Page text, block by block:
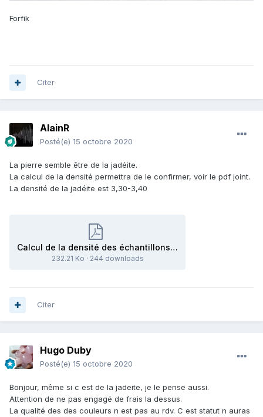
Forfik
Citer
AlainR
Posté(e) 15 octobre 2020
La pierre semble être de la jadéite.
La calcul de la densité permettra de le confirmer, voir le pdf joint.
La densité de la jadéite est 3,30-3,40
Calcul de la densité des échantillons de taille moyenne.pdf
232.21 Ko · 244 downloads
Citer
Hugo Duby
Posté(e) 15 octobre 2020
Bonjour, même si c est de la jadeite, je le pense aussi.
Attention de ne pas engagé de frais la dessus.
La qualité des des couleurs n est pas au rdv. C est statut n auras